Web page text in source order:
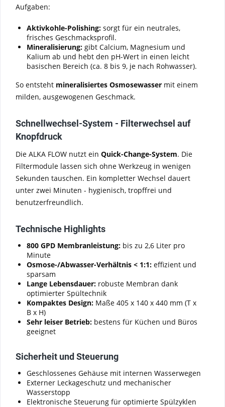
Aufgaben:
Aktivkohle-Polishing: sorgt für ein neutrales,
frisches Geschmacksprofil.
Mineralisierung: gibt Calcium, Magnesium und
Kalium ab und hebt den pH-Wert in einen leicht
basischen Bereich (ca. 8 bis 9, je nach Rohwasser).
So entsteht mineralisiertes Osmosewasser mit einem
milden, ausgewogenen Geschmack.
Schnellwechsel-System - Filterwechsel auf
Knopfdruck
Die ALKA FLOW nutzt ein Quick-Change-System. Die
Filtermodule lassen sich ohne Werkzeug in wenigen
Sekunden tauschen. Ein kompletter Wechsel dauert
unter zwei Minuten - hygienisch, tropffrei und
benutzerfreundlich.
Technische Highlights
800 GPD Membranleistung: bis zu 2,6 Liter pro
Minute
Osmose-/Abwasser-Verhältnis < 1:1: effizient und
sparsam
Lange Lebensdauer: robuste Membran dank
optimierter Spültechnik
Kompaktes Design: Maße 405 x 140 x 440 mm (T x
B x H)
Sehr leiser Betrieb: bestens für Küchen und Büros
geeignet
Sicherheit und Steuerung
Geschlossenes Gehäuse mit internen Wasserwegen
Externer Leckageschutz und mechanischer
Wasserstopp
Elektronische Steuerung für optimierte Spülzyklen